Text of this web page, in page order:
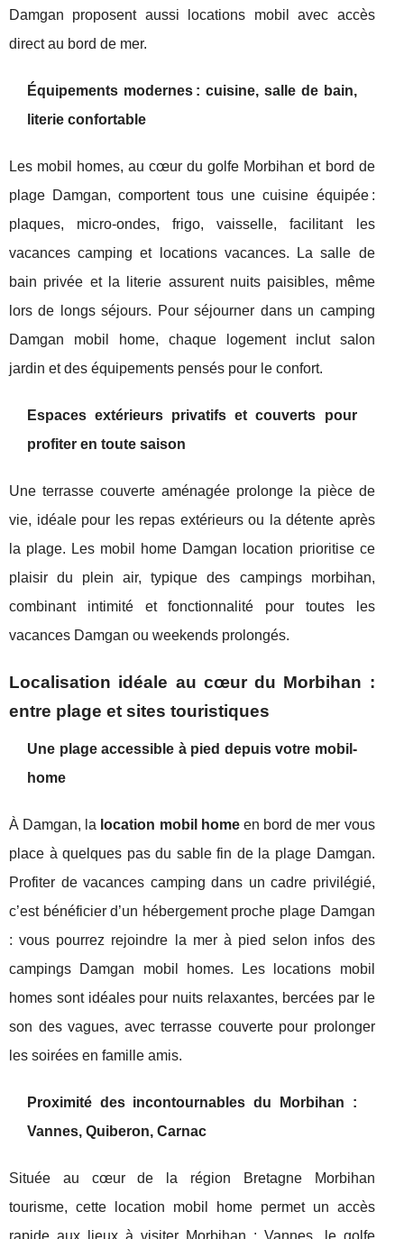
Damgan proposent aussi locations mobil avec accès
direct au bord de mer.
Équipements modernes : cuisine, salle de bain,
literie confortable
Les mobil homes, au cœur du golfe Morbihan et bord de
plage Damgan, comportent tous une cuisine équipée :
plaques, micro-ondes, frigo, vaisselle, facilitant les
vacances camping et locations vacances. La salle de
bain privée et la literie assurent nuits paisibles, même
lors de longs séjours. Pour séjourner dans un camping
Damgan mobil home, chaque logement inclut salon
jardin et des équipements pensés pour le confort.
Espaces extérieurs privatifs et couverts pour
profiter en toute saison
Une terrasse couverte aménagée prolonge la pièce de
vie, idéale pour les repas extérieurs ou la détente après
la plage. Les mobil home Damgan location prioritise ce
plaisir du plein air, typique des campings morbihan,
combinant intimité et fonctionnalité pour toutes les
vacances Damgan ou weekends prolongés.
Localisation idéale au cœur du Morbihan :
entre plage et sites touristiques
Une plage accessible à pied depuis votre mobil-
home
À Damgan, la location mobil homeen bord de mer vous
place à quelques pas du sable fin de la plage Damgan.
Profiter de vacances camping dans un cadre privilégié,
c’est bénéficier d’un hébergement proche plage Damgan
: vous pourrez rejoindre la mer à pied selon infos des
campings Damgan mobil homes. Les locations mobil
homes sont idéales pour nuits relaxantes, bercées par le
son des vagues, avec terrasse couverte pour prolonger
les soirées en famille amis.
Proximité des incontournables du Morbihan :
Vannes, Quiberon, Carnac
Située au cœur de la région Bretagne Morbihan
tourisme, cette location mobil home permet un accès